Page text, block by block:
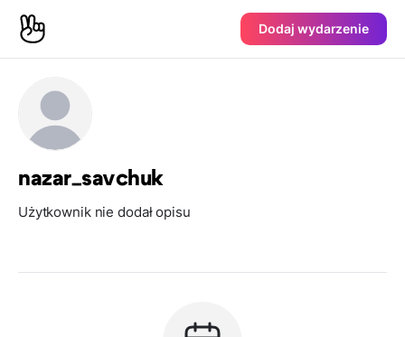
Dodaj wydarzenie
nazar_savchuk
Użytkownik nie dodał opisu